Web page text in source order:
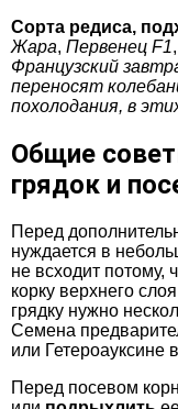
Сорта редиса,
Жара, Первенец F1,
Французский
переносят
похолодания, в
Общие
грядок и
Перед
нуждается в
не всходит потому,
корку верхнего
грядку нужно
Семена
или Гетероауксине
Перед посевом